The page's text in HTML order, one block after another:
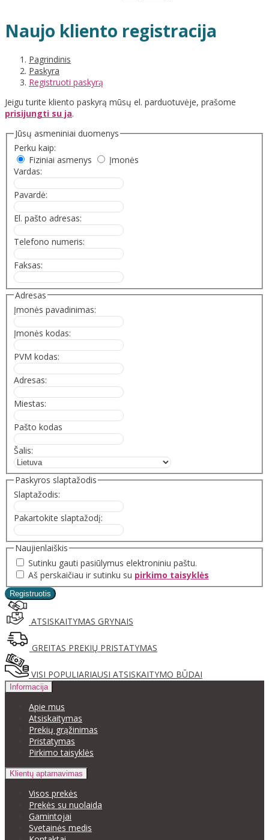
Naujo kliento registracija
Pagrindinis
Paskyra
Registruoti paskyrą
Jeigu turite kliento paskyrą mūsų el. parduotuvėje, prašome
prisijungti su ja.
Jūsų asmeniniai duomenys
Perku kaip:
Fiziniai asmenys
Įmonės
Vardas:
Pavardė:
El. pašto adresas:
Telefono numeris:
Faksas:
Adresas
Įmonės pavadinimas:
Įmonės kodas:
PVM kodas:
Adresas:
Miestas:
Pašto kodas
Šalis:
Paskyros slaptažodis
Slaptažodis:
Pakartokite slaptažodį:
Naujienlaiškis
Sutinku gauti pasiūlymus elektroniniu paštu.
Aš perskaičiau ir sutinku su pirkimo taisyklės
ATSISKAITYMAS GRYNAIS
GREITAS PREKIŲ PRISTATYMAS
VISI POPULIARIAUSI ATSISKAITYMO BŪDAI
Informacija
Apie mus
Atsiskaitymas
Prekių grąžinimas
Pristatymas
Pirkimo taisyklės
Klientų aptarnavimas
Visos prekės
Prekės su nuolaida
Gamintojai
Svetainės medis